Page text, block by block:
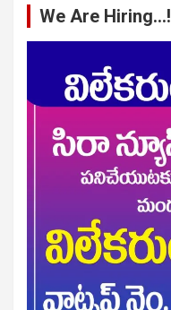
We Are Hiring…!